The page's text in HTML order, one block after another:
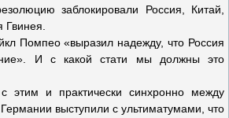
заблокировали Россия, Китай,
Помпео «выразил надежду, что Россия
И с какой стати мы должны это
этим и практически синхронно между
выступили с ультиматумами, что